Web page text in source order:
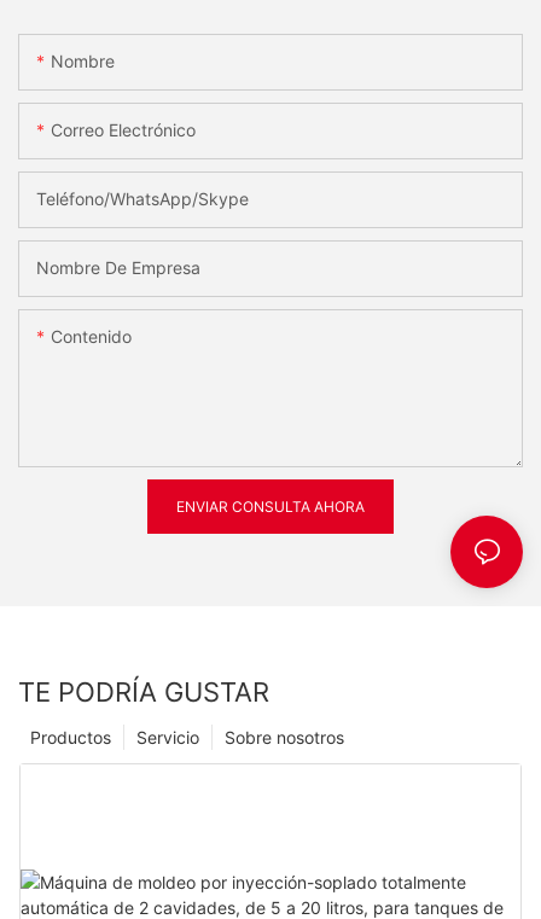
Nombre
Correo Electrónico
Teléfono/WhatsApp/Skype
Nombre De Empresa
Contenido
ENVIAR CONSULTA AHORA
TE PODRÍA GUSTAR
Sobre nosotros
Servicio
Productos